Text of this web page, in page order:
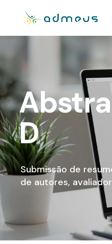
D
Submissão de
de autores,